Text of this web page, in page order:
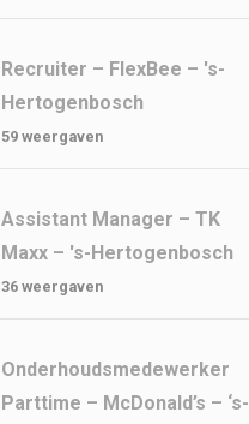
Recruiter – FlexBee – 's-
Hertogenbosch
59 weergaven
Assistant Manager – TK
Maxx – 's-Hertogenbosch
36 weergaven
Onderhoudsmedewerker
Parttime – McDonald’s – ‘s-